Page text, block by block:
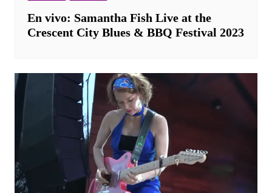
En vivo: Samantha Fish Live at the
Crescent City Blues & BBQ Festival 2023